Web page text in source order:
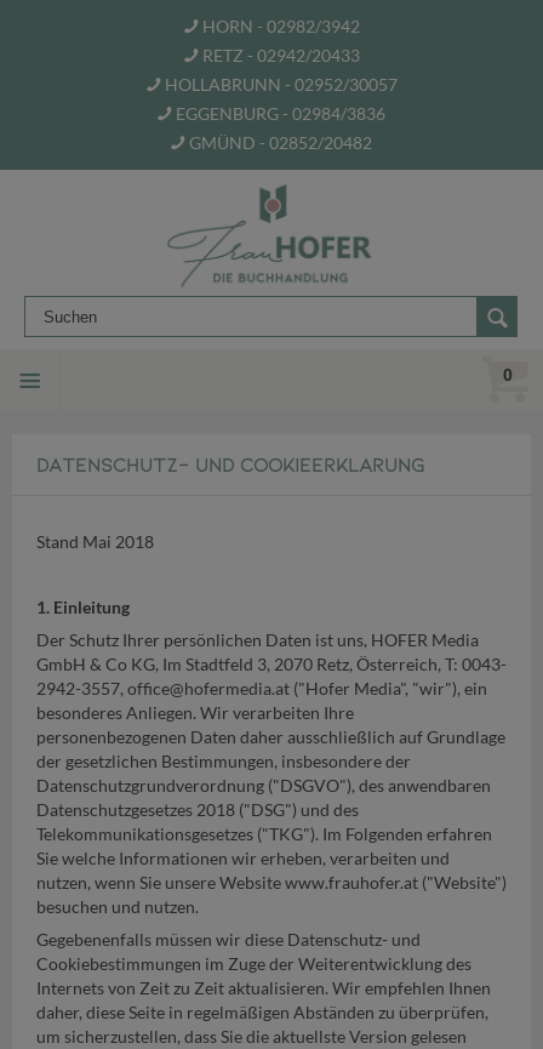
HORN - 02982/3942
RETZ - 02942/20433
HOLLABRUNN - 02952/30057
EGGENBURG - 02984/3836
GMÜND - 02852/20482
0
DATENSCHUTZ- UND COOKIEERKLÄRUNG
Stand Mai 2018
1. Einleitung
Der Schutz Ihrer persönlichen Daten ist uns, HOFER Media
GmbH & Co KG, Im Stadtfeld 3, 2070 Retz, Österreich, T: 0043-
2942-3557, office@hofermedia.at ("Hofer Media", "wir"), ein
besonderes Anliegen. Wir verarbeiten Ihre
personenbezogenen Daten daher ausschließlich auf Grundlage
der gesetzlichen Bestimmungen, insbesondere der
Datenschutzgrundverordnung ("DSGVO"), des anwendbaren
Datenschutzgesetzes 2018 ("DSG") und des
Telekommunikationsgesetzes ("TKG"). Im Folgenden erfahren
Sie welche Informationen wir erheben, verarbeiten und
nutzen, wenn Sie unsere Website www.frauhofer.at ("Website")
besuchen und nutzen.
Gegebenenfalls müssen wir diese Datenschutz- und
Cookiebestimmungen im Zuge der Weiterentwicklung des
Internets von Zeit zu Zeit aktualisieren. Wir empfehlen Ihnen
daher, diese Seite in regelmäßigen Abständen zu überprüfen,
um sicherzustellen, dass Sie die aktuellste Version gelesen